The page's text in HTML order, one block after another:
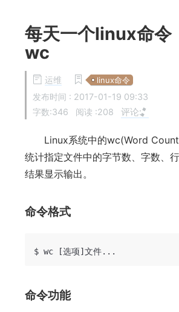
每天一个linux命令
wc
运维 linux命令
发布时间 : 2017-01-19 09:33
字数:346
阅读 :208 评论:
Linux系统中的wc(Word
统计指定文件中的字节数、字数、
结果显示输出。
命令格式
命令功能